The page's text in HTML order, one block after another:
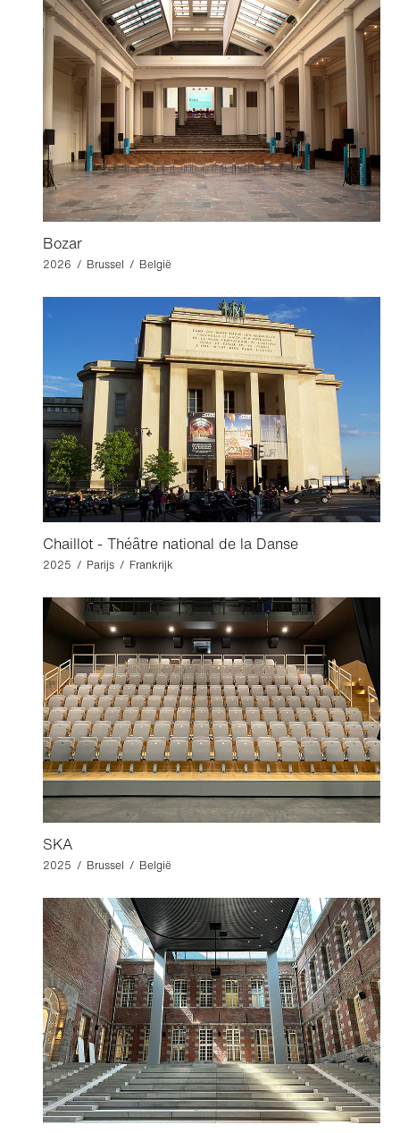
Bozar
2026 / Brussel / België
Chaillot - Théâtre national de la Danse
2025 / Parijs / Frankrijk
SKA
2025 / Brussel / België